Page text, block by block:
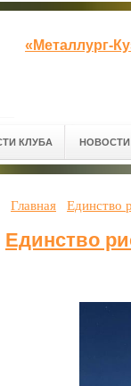
«Металлург-
КЛУБА
Главная Единство
Единство